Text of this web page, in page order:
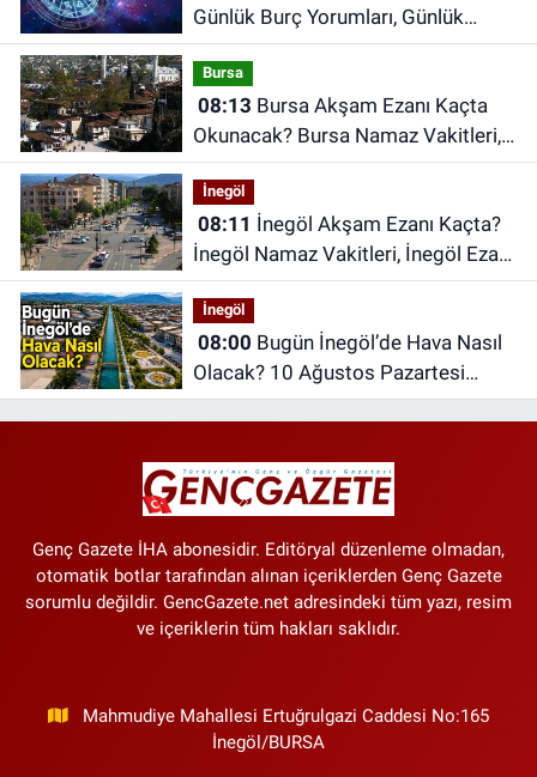
Günlük Burç Yorumları, Günlük
Astroloji Rehberi
Bursa
08:13
Okunacak? Bursa Namaz Vakitleri,
Bursa Ezan Saatleri | 10 Ağustos
2026 Pazartesi
İnegöl
08:11
İnegöl Namaz Vakitleri, İnegöl Ezan
Saatleri | 10 Ağustos 2026
Pazartesi
İnegöl
08:00
Olacak? 10 Ağustos Pazartesi
İnegöl Hava Durumu
Genç Gazete İHA abonesidir. Editöryal düzenleme olmadan,
otomatik botlar tarafından alınan içeriklerden Genç Gazete
sorumlu değildir. GencGazete.net adresindeki tüm yazı, resim
ve içeriklerin tüm hakları saklıdır.
Mahmudiye Mahallesi Ertuğrulgazi Caddesi No:165
İnegöl/BURSA